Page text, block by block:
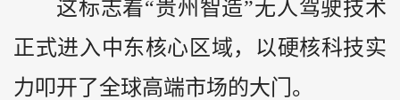
这标志着“贵州智造”无人驾驶技术
正式进入中东核心区域，以硬核科技实
力叩开了全球高端市场的大门。